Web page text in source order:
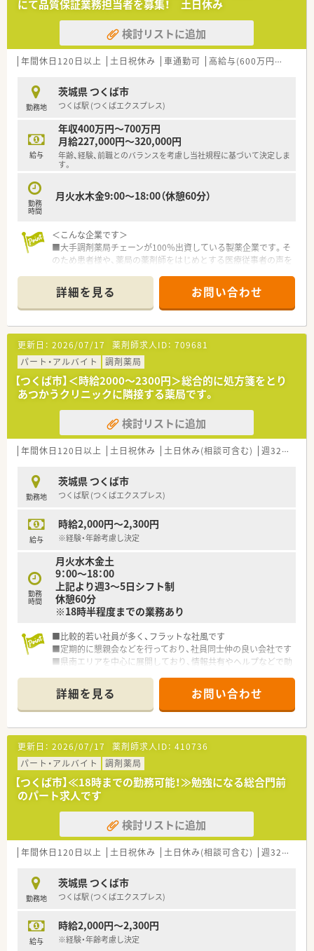
にて品質保証業務担当者を募集！ 土日休み
検討リストに追加
年間休日120日以上 土日祝休み 車通勤可 高給与(600万円以上)
勤務地
茨城県 つくば市
つくば駅 (つくばエクスプレス)
給与
年収400万円～700万円
月給227,000円～320,000円
年齢、経験、前職とのバランスを考慮し当社規程に基づいて決定しま
す。
勤務
時間
月火水木金9:00～18:00（休憩60分）
＜こんな企業です＞
■大手調剤薬局チェーンが100％出資している製薬企業です。そ
のため患者様や、薬局の薬剤師をはじめとする医療従事者の声を
■創業18年とまだ若い会社であるものの、研究費に投資を行い、
今後の成長が見込まれます。
■2021年6月に次世代育成支援対策推進法に基づく「くるみん」
認定を取得
＜こんな環境です＞
■研究開発や物流インフラ、営業スタイルなど、全てを自分たち
で決めています。たとえ若手であっても積極的に仕事を任せてい
くので、10年分の経験をわずか3年ほどで身に付ける事ができま
す。
■様々なバックグラウンド・価値観を持った社員が在籍してお
り、それぞれの考えを周囲に向けて発信するだけではなく、しっ
かりとお互いに歩み寄って意見をすり合わせていき、一人ひとり
を認め合う社風です。
入れています。気軽に質問できる先輩・上司が皆で成長をサポー
トしていきます。
詳細を見る お問い合わせ
更新日： 2026/07/17 薬剤師求人ID： 709681
パート・アルバイト
調剤薬局
【つくば市】＜時給2000～2300円＞総合的に処方箋をとり
あつかうクリニックに隣接する薬局です。
検討リストに追加
年間休日120日以上 土日祝休み 土日休み(相談可含む) 週32h以上
勤務地
茨城県 つくば市
つくば駅 (つくばエクスプレス)
給与
時給2,000円～2,300円
※経験・年齢考慮し決定
勤務
時間
月火水木金土
9：00～18：00
上記より週3～5日シフト制
休憩60分
※18時半程度までの業務あり
■比較的若い社員が多く、フラットな社風です
■定期的に懇親会などを行っており、社員同士仲の良い会社です
■県南エリアを中心に展開しており、情報共有やヘルプなどで助
■土日休みも相談可能です！
詳細を見る お問い合わせ
更新日： 2026/07/17 薬剤師求人ID： 410736
パート・アルバイト
調剤薬局
【つくば市】≪18時までの勤務可能！≫勉強になる総合門前
のパート求人です
検討リストに追加
年間休日120日以上 土日祝休み 土日休み(相談可含む) 週32h以上
勤務地
茨城県 つくば市
つくば駅 (つくばエクスプレス)
給与
時給2,000円～2,300円
※経験・年齢考慮し決定